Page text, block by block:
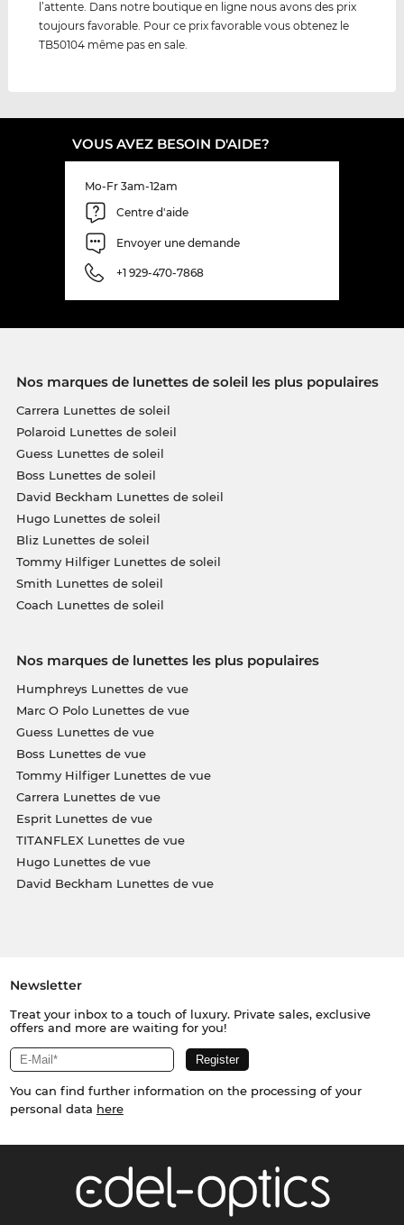
l’attente. Dans notre boutique en ligne nous avons des prix
toujours favorable. Pour ce prix favorable vous obtenez le
TB50104 même pas en sale.
VOUS AVEZ BESOIN D'AIDE?
Mo-Fr 3am-12am
Centre d'aide
Envoyer une demande
+1 929-470-7868
Nos marques de lunettes de soleil les plus populaires
Carrera Lunettes de soleil
Polaroid Lunettes de soleil
Guess Lunettes de soleil
Boss Lunettes de soleil
David Beckham Lunettes de soleil
Hugo Lunettes de soleil
Bliz Lunettes de soleil
Tommy Hilfiger Lunettes de soleil
Smith Lunettes de soleil
Coach Lunettes de soleil
Nos marques de lunettes les plus populaires
Humphreys Lunettes de vue
Marc O Polo Lunettes de vue
Guess Lunettes de vue
Boss Lunettes de vue
Tommy Hilfiger Lunettes de vue
Carrera Lunettes de vue
Esprit Lunettes de vue
TITANFLEX Lunettes de vue
Hugo Lunettes de vue
David Beckham Lunettes de vue
Newsletter
Treat your inbox to a touch of luxury. Private sales, exclusive
offers and more are waiting for you!
You can find further information on the processing of your
personal data here